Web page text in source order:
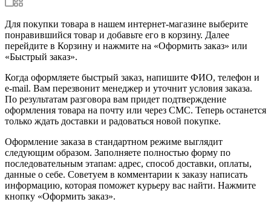
Для покупки товара в нашем интернет-магазине выберите
понравившийся товар и добавьте его в корзину. Далее
перейдите в Корзину и нажмите на «Оформить заказ» или
«Быстрый заказ».
Когда оформляете быстрый заказ, напишите ФИО, телефон и
e-mail. Вам перезвонит менеджер и уточнит условия заказа.
По результатам разговора вам придет подтверждение
оформления товара на почту или через СМС. Теперь останется
только ждать доставки и радоваться новой покупке.
Оформление заказа в стандартном режиме выглядит
следующим образом. Заполняете полностью форму по
последовательным этапам: адрес, способ доставки, оплаты,
данные о себе. Советуем в комментарии к заказу написать
информацию, которая поможет курьеру вас найти. Нажмите
кнопку «Оформить заказ».